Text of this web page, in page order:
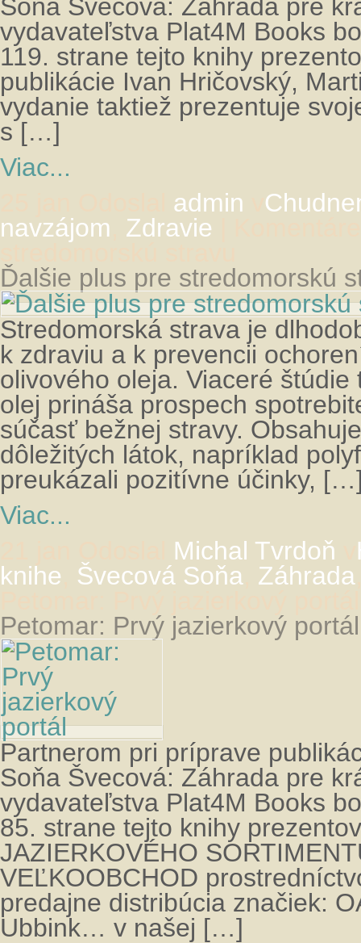
Soňa Švecová: Záhrada pre
vydavateľstva Plat4M Books
119. strane tejto knihy
publikácie Ivan Hričovský,
vydanie taktiež prezentuje
s […]
Viac...
admin
navzájom Zdravie
Ďalšie plus pre stredomorskú
Stredomorská strava je
k zdraviu a k prevencii
olivového oleja. Viaceré
olej prináša prospech
súčasť bežnej stravy.
dôležitých látok, napríklad
preukázali pozitívne účinky,
Viac...
Michal Tvrdoň
knihe
Švecová Soňa Záhrada
Petomar: Prvý jazierkový portál
Partnerom pri príprave
Soňa Švecová: Záhrada pre
vydavateľstva Plat4M Books
85. strane tejto knihy
JAZIERKOVÉHO
VEĽKOOBCHOD
predajne distribúcia značiek:
Ubbink… v našej […]